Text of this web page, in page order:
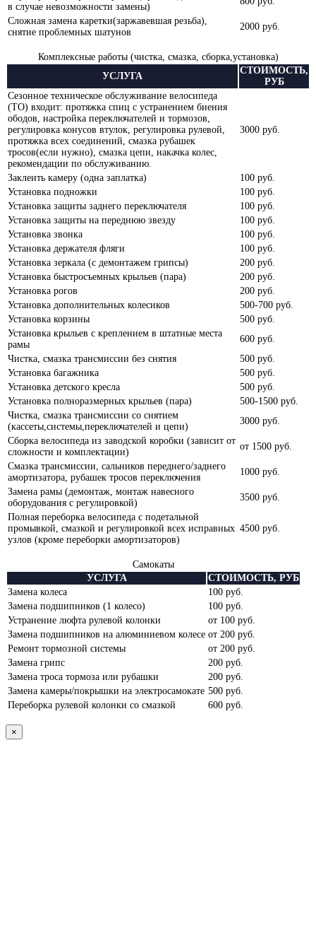
в случае невозможности замены)
Сложная замена каретки(заржавевшая резьба),
снятие проблемных шатунов
2000 руб.
Комплексные работы (чистка, смазка, сборка,установка)
УСЛУГА
СТОИМОСТЬ,
РУБ
Сезонное техническое обслуживание велосипеда
(ТО) входит: протяжка спиц с устранением биения
ободов, настройка переключателей и тормозов,
регулировка конусов втулок, регулировка рулевой,
протяжка всех соединений, смазка рубашек
тросов(если нужно), смазка цепи, накачка колес,
рекомендации по обслуживанию.
3000 руб.
Заклеить камеру (одна заплатка)
100 руб.
Установка подножки
100 руб.
Установка защиты заднего переключателя
100 руб.
Установка защиты на переднюю звезду
100 руб.
Установка звонка
100 руб.
Установка держателя фляги
100 руб.
Установка зеркала (с демонтажем грипсы)
200 руб.
Установка быстросъемных крыльев (пара)
200 руб.
Установка рогов
200 руб.
Установка дополнительных колесиков
500-700 руб.
Установка корзины
500 руб.
Установка крыльев с креплением в штатные места
рамы
600 руб.
Чистка, смазка трансмиссии без снятия
500 руб.
Установка багажника
500 руб.
Установка детского кресла
500 руб.
Установка полноразмерных крыльев (пара)
500-1500 руб.
Чистка, смазка трансмиссии со снятием
(кассеты,системы,переключателей и цепи)
3000 руб.
Сборка велосипеда из заводской коробки (зависит от
сложности и комплектации)
от 1500 руб.
Смазка трансмиссии, сальников переднего/заднего
амортизатора, рубашек тросов переключения
1000 руб.
Замена рамы (демонтаж, монтаж навесного
оборудования с регулировкой)
3500 руб.
Полная переборка велосипеда с подетальной
промывкой, смазкой и регулировкой всех исправных
узлов (кроме переборки амортизаторов)
4500 руб.
Самокаты
УСЛУГА
СТОИМОСТЬ, РУБ
Замена колеса
100 руб.
Замена подшипников (1 колесо)
100 руб.
Устранение люфта рулевой колонки
от 100 руб.
Замена подшипников на алюминиевом колесе от 200 руб.
Ремонт тормозной системы
от 200 руб.
Замена грипс
200 руб.
Замена троса тормоза или рубашки
200 руб.
Замена камеры/покрышки на электросамокате 500 руб.
Переборка рулевой колонки со смазкой
600 руб.
×